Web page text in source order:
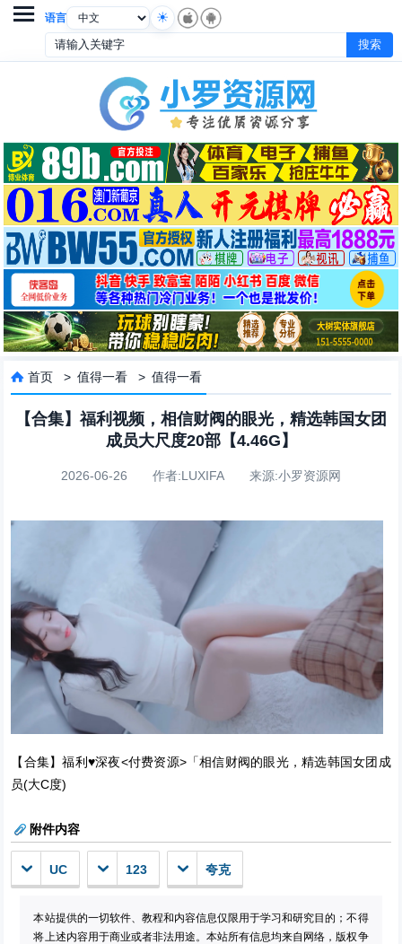
语言

 首页 >值得一看 >值得一看
【合集】福利视频，相信财阀的眼光，精选韩国女团
成员大尺度20部【4.46G】
2026-06-26 作者:LUXIFA 来源:小罗资源网
【合集】福利♥深夜<付费资源>「相信财阀的眼光，精选韩国女团成
员(大C度)
附件内容
UC 123 夸克
本站提供的一切软件、教程和内容信息仅限用于学习和研究目的；不得
将上述内容用于商业或者非法用途。本站所有信息均来自网络，版权争